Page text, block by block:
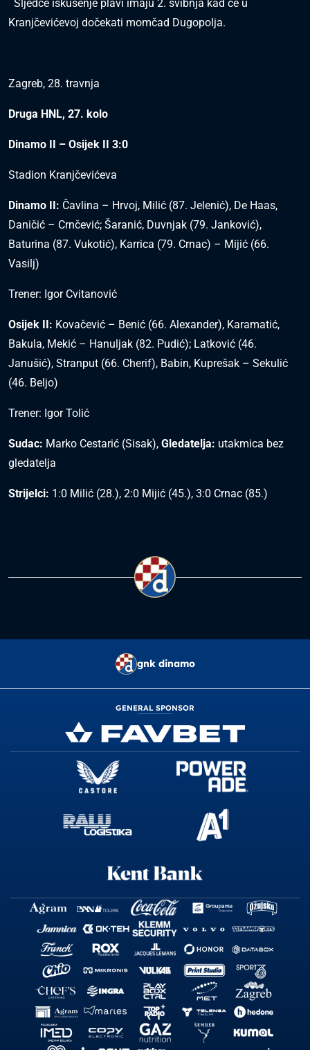
Sljedće iskušenje plavi imaju 2. svibnja kad će u
Kranjčevićevoj dočekati momčad Dugopolja.
Zagreb, 28. travnja
Druga HNL, 27. kolo
Dinamo II – Osijek II 3:0
Stadion Kranjčevićeva
Dinamo II: Čavlina – Hrvoj, Milić (87. Jelenić), De Haas,
Daničić – Crnčević; Šaranić, Duvnjak (79. Janković),
Baturina (87. Vukotić), Karrica (79. Crnac) – Mijić (66.
Vasilj)
Trener: Igor Cvitanović
Osijek II: Kovačević – Benić (66. Alexander), Karamatić,
Bakula, Mekić – Hanuljak (82. Pudić); Latković (46.
Janušić), Stranput (66. Cherif), Babin, Kuprešak – Sekulić
(46. Beljo)
Trener: Igor Tolić
Sudac: Marko Cestarić (Sisak), Gledatelja: utakmica bez
gledatelja
Strijelci: 1:0 Milić (28.), 2:0 Mijić (45.), 3:0 Crnac (85.)
gnk dinamo
GENERAL SPONSOR